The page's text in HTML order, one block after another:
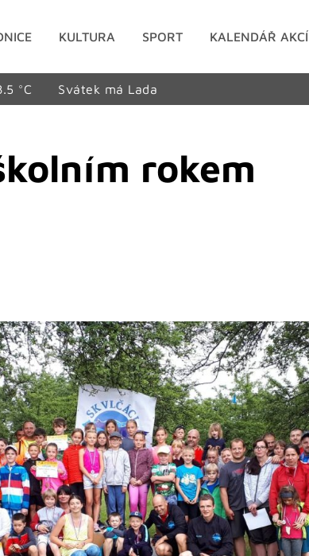
KULTURA SPORT KALENDÁŘ AKCÍ
°C Svátek má Lada
rokem